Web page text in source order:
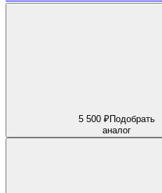
5 500 ₽Подобрать
аналог